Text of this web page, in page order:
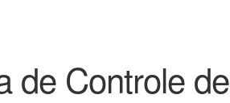
de Controle de